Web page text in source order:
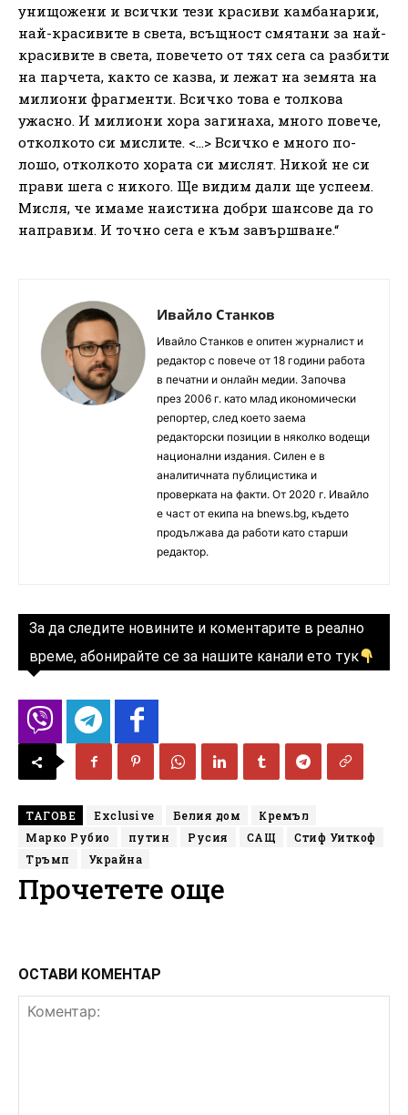
унищожени и всички тези красиви камбанарии,
най-красивите в света, всъщност смятани за най-
красивите в света, повечето от тях сега са разбити
на парчета, както се казва, и лежат на земята на
милиони фрагменти. Всичко това е толкова
ужасно. И милиони хора загинаха, много повече,
отколкото си мислите. <…> Всичко е много по-
лошо, отколкото хората си мислят. Никой не си
прави шега с никого. Ще видим дали ще успеем.
Мисля, че имаме наистина добри шансове да го
направим. И точно сега е към завършване.“
Ивайло Станков
Ивайло Станков е опитен журналист и
редактор с повече от 18 години работа
в печатни и онлайн медии. Започва
през 2006 г. като млад икономически
репортер, след което заема
редакторски позиции в няколко водещи
национални издания. Силен е в
аналитичната публицистика и
проверката на факти. От 2020 г. Ивайло
е част от екипа на bnews.bg, където
продължава да работи като старши
редактор.
За да следите новините и коментарите в реално
време, абонирайте се за нашите канали ето тук
ТАГОВЕ Exclusive Белия дом
Кремъл
Марко Рубио
путин Русия САЩ
Стиф Уиткоф
Тръмп
Украйна
Прочетете още
ОСТАВИ КОМЕНТАР